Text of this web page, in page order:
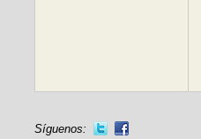
Síguenos: